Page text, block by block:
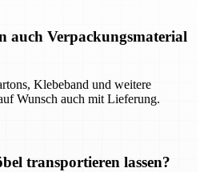
auch Verpackungsmaterial
Klebeband und weitere
Wunsch auch mit Lieferung.
transportieren lassen?